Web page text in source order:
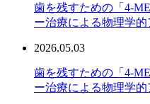
歯を残すための「4-
ー治療による物理学的
2026.05.03
歯を残すための「4-
ー治療による物理学的